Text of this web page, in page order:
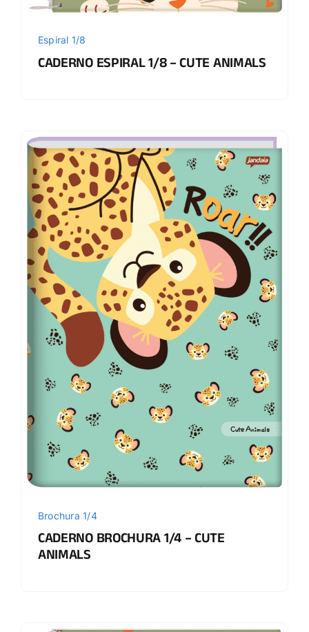
Espiral 1/8
CADERNO ESPIRAL 1/8 – CUTE ANIMALS
Brochura 1/4
CADERNO BROCHURA 1/4 – CUTE
ANIMALS